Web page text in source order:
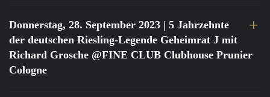
Donnerstag, 28. September 2023 | 5 Jahrzehnte
der deutschen Riesling-Legende Geheimrat J mit
Richard Grosche @FINE CLUB Clubhouse Prunier
Cologne